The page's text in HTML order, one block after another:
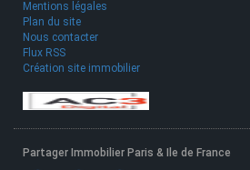
Mentions légales
Plan du site
Nous contacter
Flux RSS
Création site immobilier
Partager Immobilier Paris & Ile de France